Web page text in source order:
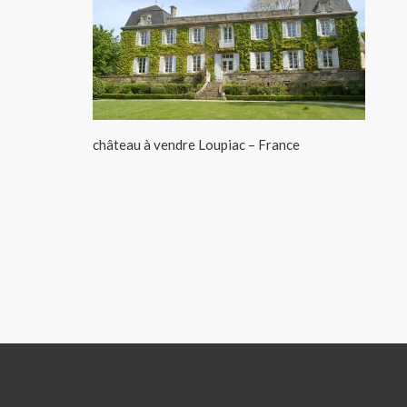
château à vendre Loupiac – France